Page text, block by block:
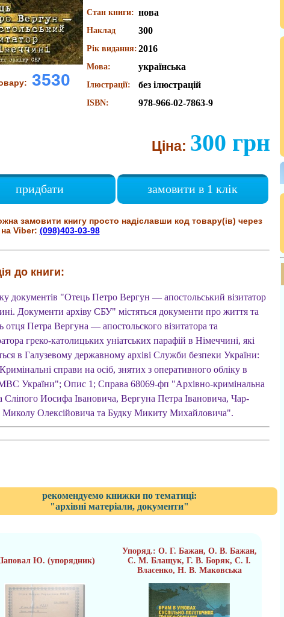
3530
Стан книги: нова
Наклад 300
Рік видання: 2016
Мова: українська
Ілюстрації: без ілюстрацій
ISBN: 978-966-02-7863-9
Ціна: 300 грн
придбати замовити в 1 клік
замовити книгу просто надіславши код товару(ів) через
Viber: (098)403-03-98
до книги:
документів "Отець Петро Вергун — апостольський візитатор
Документи архіву СБУ" містяться документи про життя та
отця Петра Вергуна — апостольского візитатора та
греко-католицьких уніатських парафій в Німеччині, які
в Галузевому державному архіві Служби безпеки України:
справи на осіб, знятих з оперативного обліку в
України"; Опис 1; Справа 68069-фп "Архівно-кримінальна
Сліпого Иосифа Івановича, Вергуна Петра Івановича, Чар-
Миколу Олексійовича та Будку Микиту Михайловича".
рекомендуемо книжки по тематиці:
"архівні матеріали, документи"
Ю. (упорядник)
Упоряд.: О. Г. Бажан, О. В. Бажан,
С. М. Блащук, Г. В. Боряк, С. І.
Власенко, Н. В. Маковська